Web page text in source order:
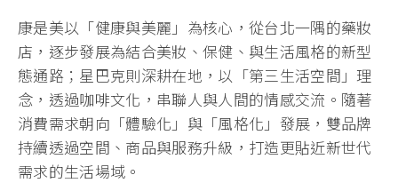
康是美以「健康與美麗」為核心，從台北一隅的藥妝
店，逐步發展為結合美妝、保健、與生活風格的新型
態通路；星巴克則深耕在地，以「第三生活空間」理
念，透過咖啡文化，串聯人與人間的情感交流。隨著
消費需求朝向「體驗化」與「風格化」發展，雙品牌
持續透過空間、商品與服務升級，打造更貼近新世代
需求的生活場域。